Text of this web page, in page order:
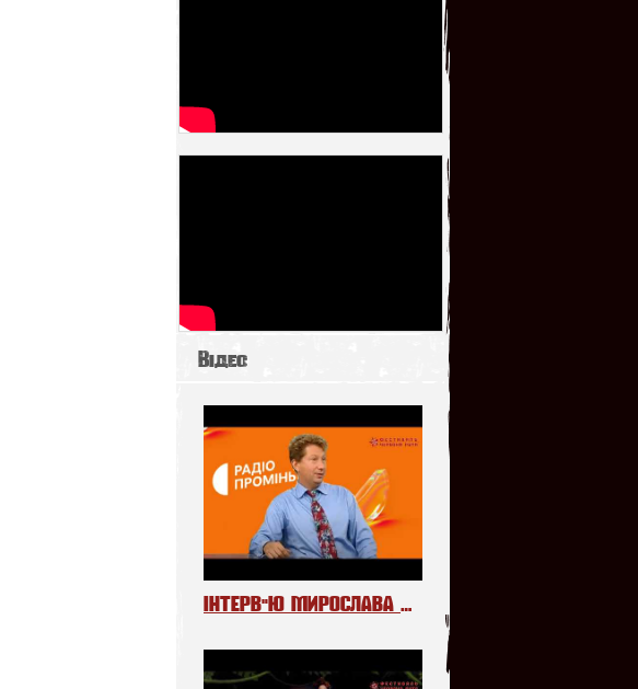
Відео
ІНТЕРВ"Ю МИРОСЛАВА МЕЛЬНИКА НА РАДІО «ПРОМІНЬ»